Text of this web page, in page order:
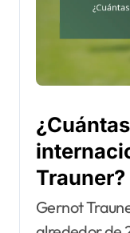
Trauner?
Gernot